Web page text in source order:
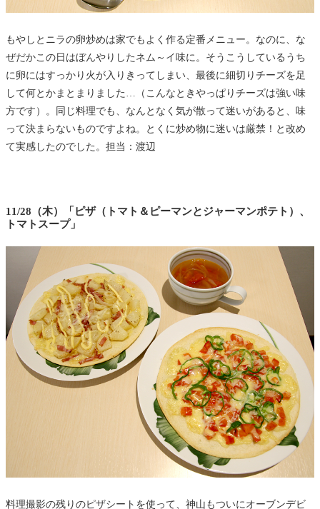
もやしとニラの卵炒めは家でもよく作る定番メニュー。なのに、な
ぜだかこの日はぼんやりしたネム～イ味に。そうこうしているうち
に卵にはすっかり火が入りきってしまい、最後に細切りチーズを足
して何とかまとまりました…（こんなときやっぱりチーズは強い味
方です）。同じ料理でも、なんとなく気が散って迷いがあると、味
って決まらないものですよね。とくに炒め物に迷いは厳禁！と改め
て実感したのでした。担当：渡辺
11/28（木）「ピザ（トマト＆ピーマンとジャーマンポテト）、
トマトスープ」
料理撮影の残りのピザシートを使って、神山もついにオーブンデビ